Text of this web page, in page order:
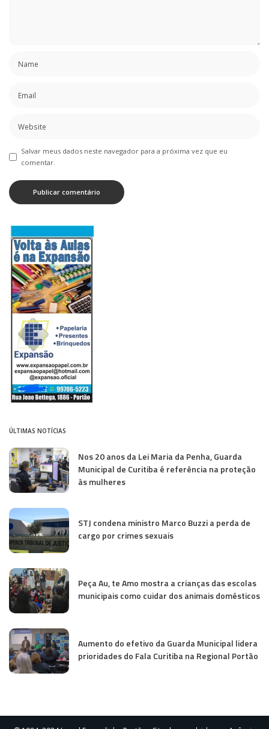
Salvar meus dados neste navegador para a próxima vez que eu
comentar.
ÚLTIMAS NOTÍCIAS
Nos 20 anos da Lei Maria da Penha, Guarda
Municipal de Curitiba é referência na proteção
às mulheres
STJ condena ministro Marco Buzzi a perda de
cargo por crimes sexuais
Peça Au, te Amo mostra a crianças das escolas
municipais como cuidar dos animais domésticos
Aumento do efetivo da Guarda Municipal lidera
prioridades do Fala Curitiba na Regional Portão